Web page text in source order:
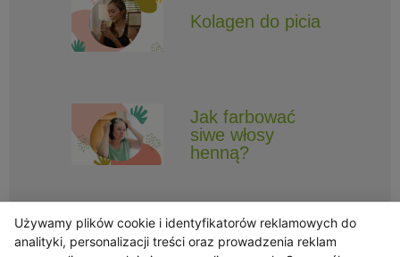
Kolagen do picia
Jak farbować
siwe włosy
henną?
Używamy plików cookie i identyfikatorów reklamowych do
analityki, personalizacji treści oraz prowadzenia reklam